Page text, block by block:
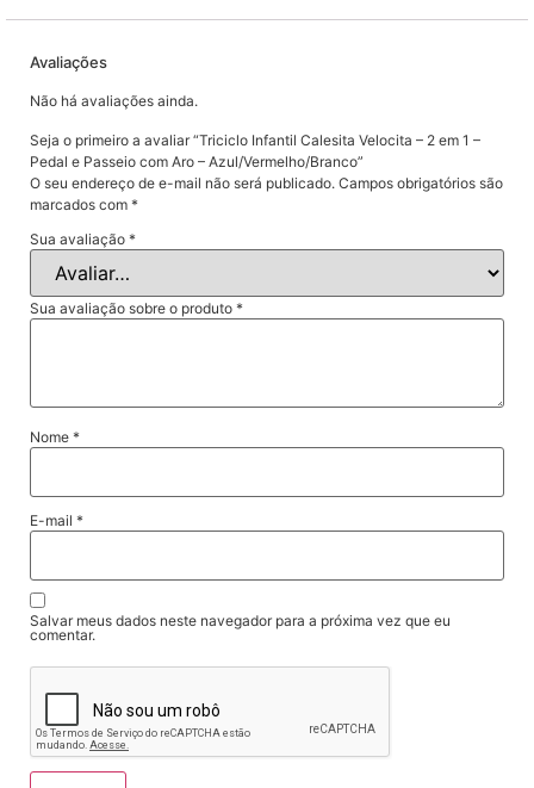
Avaliações
Não há avaliações ainda.
Seja o primeiro a avaliar “Triciclo Infantil Calesita Velocita – 2 em 1 –
Pedal e Passeio com Aro – Azul/Vermelho/Branco”
O seu endereço de e-mail não será publicado. Campos obrigatórios são
marcados com *
Sua avaliação *
Sua avaliação sobre o produto *
Nome *
E-mail *
Salvar meus dados neste navegador para a próxima vez que eu
comentar.